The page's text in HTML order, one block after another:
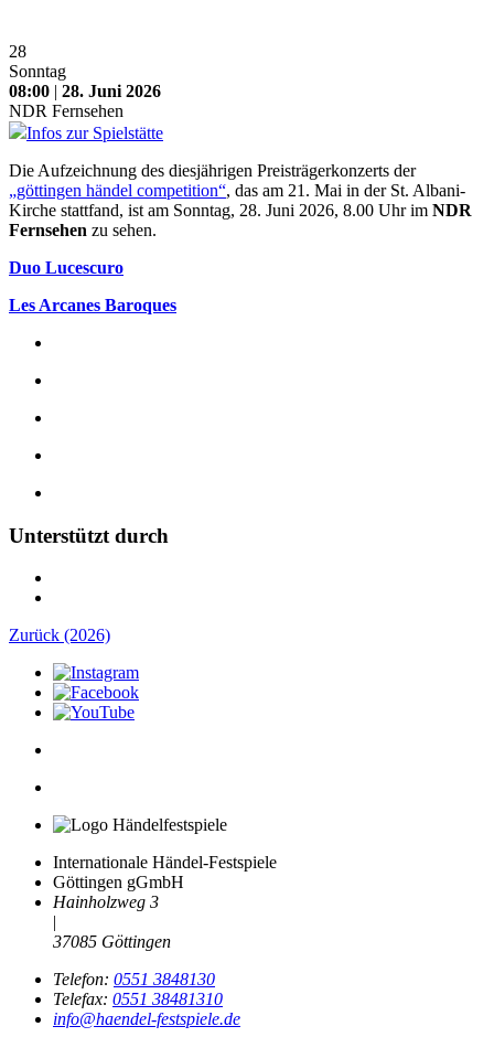
28
Sonntag
08:00 | 28. Juni 2026
NDR Fernsehen
Infos zur Spielstätte
Die Aufzeichnung des diesjährigen Preisträgerkonzerts der
„göttingen händel competition“, das am 21. Mai in der St. Albani-
Kirche stattfand, ist am Sonntag, 28. Juni 2026, 8.00 Uhr im NDR
Fernsehen zu sehen.
Duo Lucescuro
Les Arcanes Baroques
Unterstützt durch
Zurück (2026)
Internationale Händel-Festspiele
Göttingen gGmbH
Hainholzweg 3
|
37085 Göttingen
Telefon: 0551 3848130
Telefax: 0551 38481310
info@haendel-festspiele.de